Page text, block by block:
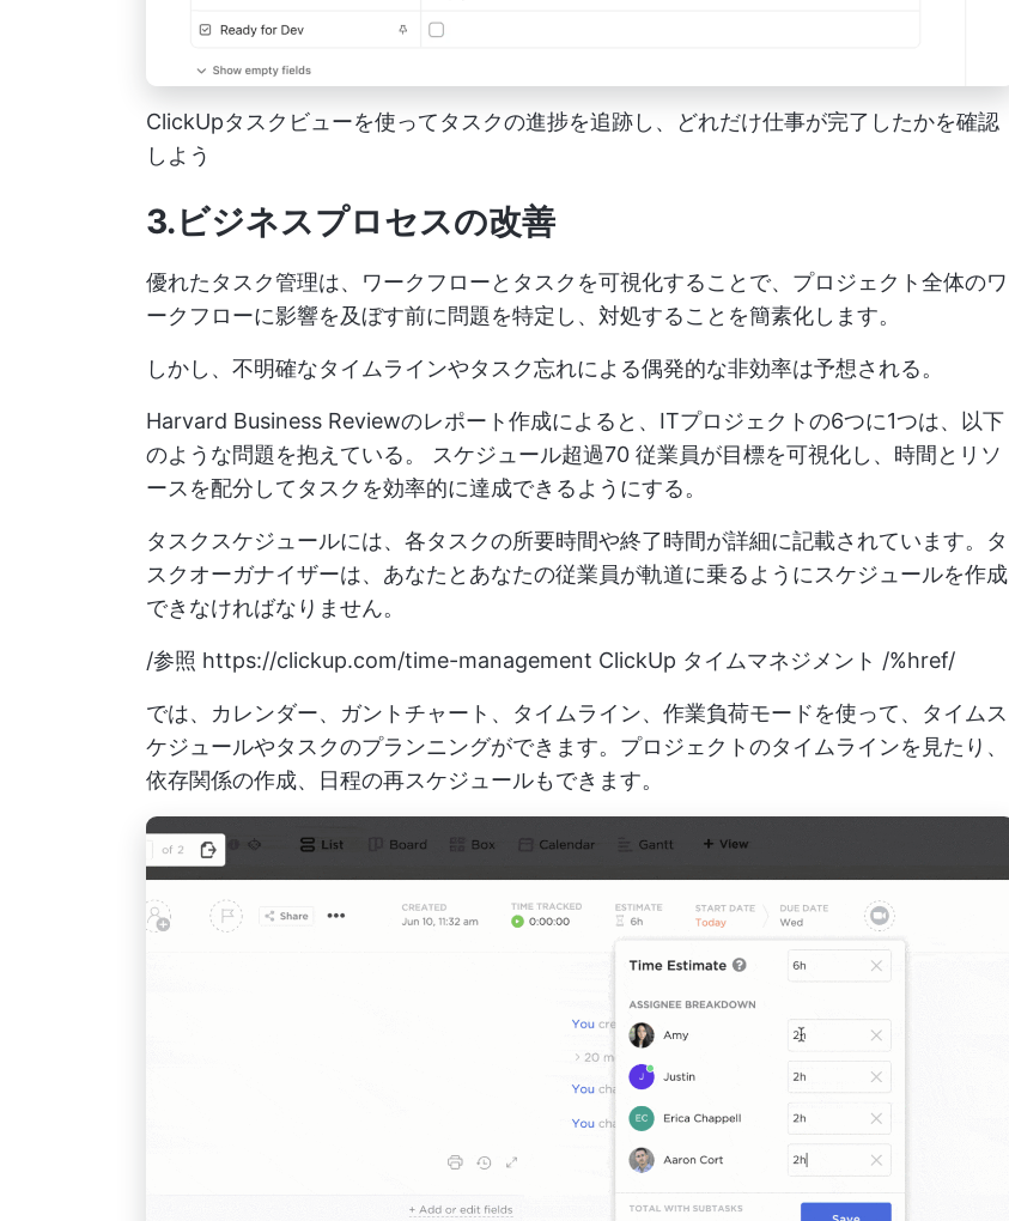
ClickUpタスクビューを使ってタスクの進捗を追跡し、どれだけ仕事が完了したかを確認
しよう
3.ビジネスプロセスの改善
優れたタスク管理は、ワークフローとタスクを可視化することで、プロジェクト全体のワ
ークフローに影響を及ぼす前に問題を特定し、対処することを簡素化します。
しかし、不明確なタイムラインやタスク忘れによる偶発的な非効率は予想される。
Harvard Business Reviewのレポート作成によると、ITプロジェクトの6つに1つは、以下
のような問題を抱えている。
スケジュール超過70 従業員が目標を可視化し、時間とリソ
ースを配分してタスクを効率的に達成できるようにする。
タスクスケジュールには、各タスクの所要時間や終了時間が詳細に記載されています。タ
スクオーガナイザーは、あなたとあなたの従業員が軌道に乗るようにスケジュールを作成
できなければなりません。
/参照 https://clickup.com/time-management ClickUp タイムマネジメント /%href/
では、カレンダー、ガントチャート、タイムライン、作業負荷モードを使って、タイムス
ケジュールやタスクのプランニングができます。プロジェクトのタイムラインを見たり、
依存関係の作成、日程の再スケジュールもできます。